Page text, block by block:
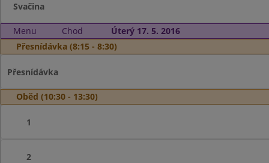
Svačina
Menu Chod
Úterý 17. 5. 2016
Přesnídávka (8:15 - 8:30)
Přesnídávka
Oběd (10:30 - 13:30)
1
2